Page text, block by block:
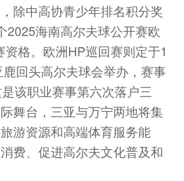
除中高协青少年排名积分奖
2025海南高尔夫球公开赛欧
格。欧洲HP巡回赛则定于1
回头高尔夫球会举办，赛事
该职业赛事第六次落户三
舞台，三亚与万宁两地将集
游资源和高端体育服务能
费、促进高尔夫文化普及和